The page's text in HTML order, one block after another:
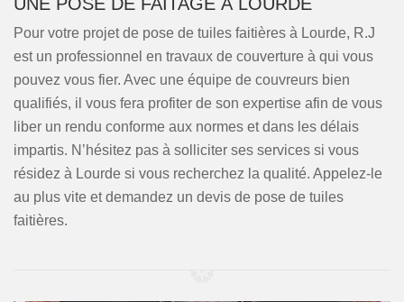
Pour votre projet de pose de tuiles faitières à Lourde, R.J
est un professionnel en travaux de couverture à qui vous
pouvez vous fier. Avec une équipe de couvreurs bien
qualifiés, il vous fera profiter de son expertise afin de vous
liber un rendu conforme aux normes et dans les délais
impartis. N’hésitez pas à solliciter ses services si vous
résidez à Lourde si vous recherchez la qualité. Appelez-le
au plus vite et demandez un devis de pose de tuiles
faitières.